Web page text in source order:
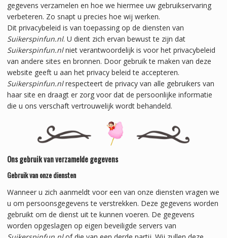
gegevens verzamelen en hoe we hiermee uw gebruikservaring
verbeteren. Zo snapt u precies hoe wij werken.
Dit privacybeleid is van toepassing op de diensten van
Suikerspinfun.nl. U dient zich ervan bewust te zijn dat
Suikerspinfun.nlniet verantwoordelijk is voor het privacybeleid
van andere sites en bronnen. Door gebruik te maken van deze
website geeft u aan het privacy beleid te accepteren.
Suikerspinfun.nlrespecteert de privacy van alle gebruikers van
haar site en draagt er zorg voor dat de persoonlijke informatie
die u ons verschaft vertrouwelijk wordt behandeld.
Ons gebruik van verzamelde gegevens
Gebruik van onze diensten
Wanneer u zich aanmeldt voor een van onze diensten vragen we
u om persoonsgegevens te verstrekken. Deze gegevens worden
gebruikt om de dienst uit te kunnen voeren. De gegevens
worden opgeslagen op eigen beveiligde servers van